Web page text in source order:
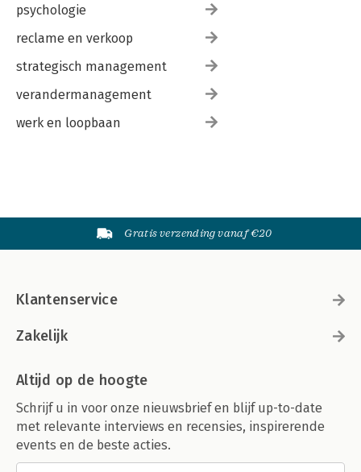
psychologie
reclame en verkoop
strategisch management
verandermanagement
werk en loopbaan
Gratis verzending vanaf €20
Klantenservice
Zakelijk
Altijd op de hoogte
Schrijf u in voor onze nieuwsbrief en blijf up-to-date
met relevante interviews en recensies, inspirerende
events en de beste acties.